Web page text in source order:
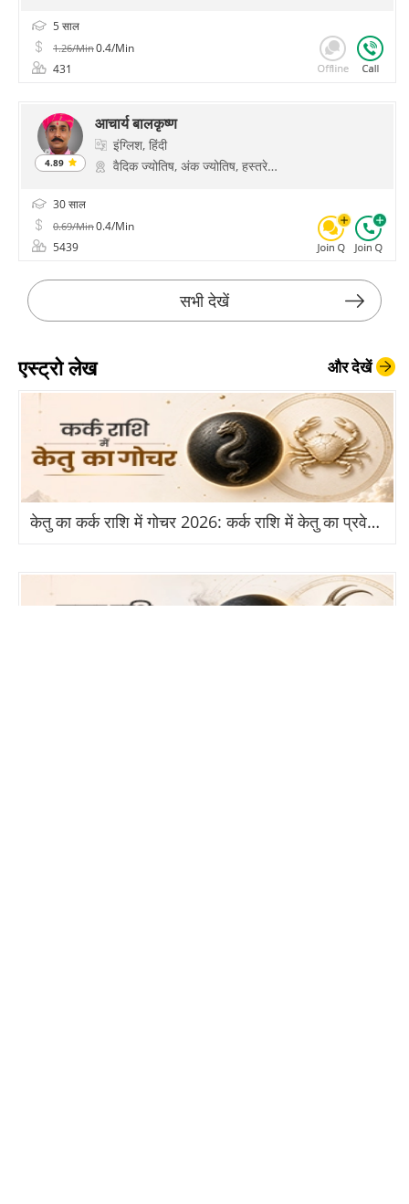
5 साल
1.26/Min0.4/Min
431
4.89
आचार्य बालकृष्ण
इंग्लिश, हिंदी
वैदिक ज्योतिष, अंक ज्योतिष, हस्तरेखा
30 साल
0.69/Min0.4/Min
5439
सभी देखें
एस्ट्रो लेख और देखें
केतु का कर्क राशि में गोचर 2026: कर्क राशि में केतु का प्रवेश से किन राशियों को होगा बड़ा लाभ?